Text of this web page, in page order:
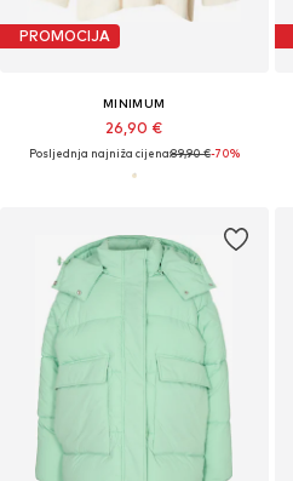
PROMOCIJA
MINIMUM
26,90 €
Posljednja najniža cijena:89,90 €-70%